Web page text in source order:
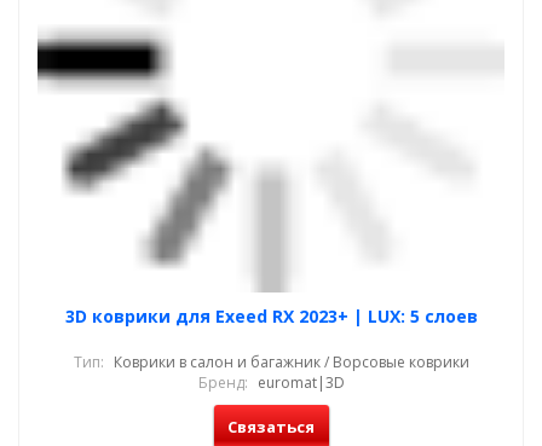
3D коврики для Exeed RX 2023+ | LUX: 5 слоев
Тип: Коврики в салон и багажник / Ворсовые коврики
Бренд: euromat|3D
Связаться